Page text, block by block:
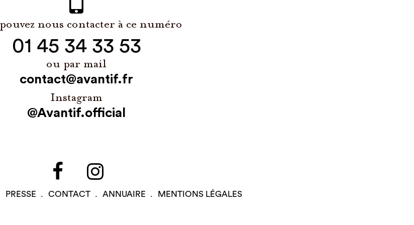
nous contacter à ce numéro
01 45 34 33 53
ou par mail
contact@avantif.fr
Instagram
@Avantif.official
PRESSE CONTACT ANNUAIRE MENTIONS LÉGALES